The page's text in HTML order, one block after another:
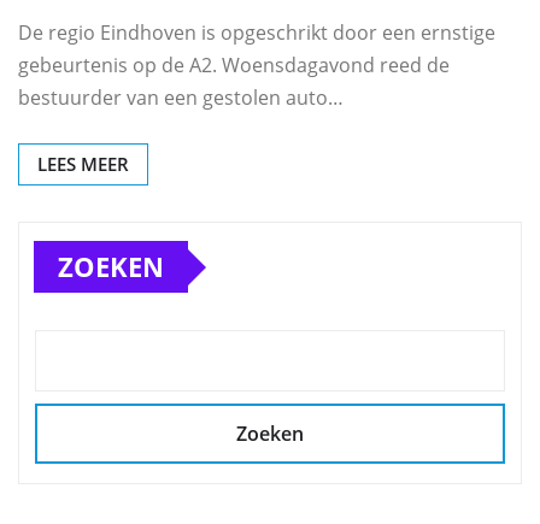
De regio Eindhoven is opgeschrikt door een ernstige
gebeurtenis op de A2. Woensdagavond reed de
bestuurder van een gestolen auto…
LEES MEER
ZOEKEN
Zoeken